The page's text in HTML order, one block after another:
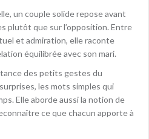
un couple solide repose avant
plutôt que sur l’opposition. Entre
et admiration, elle raconte
équilibrée avec son mari.
des petits gestes du
les mots simples qui
Elle aborde aussi la notion de
ce que chacun apporte à